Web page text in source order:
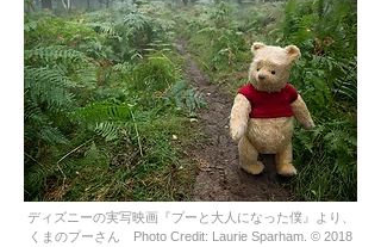
ディズニーの実写映画『プーと大人になった僕』より、
くまのプーさん Photo Credit: Laurie Sparham. © 2018